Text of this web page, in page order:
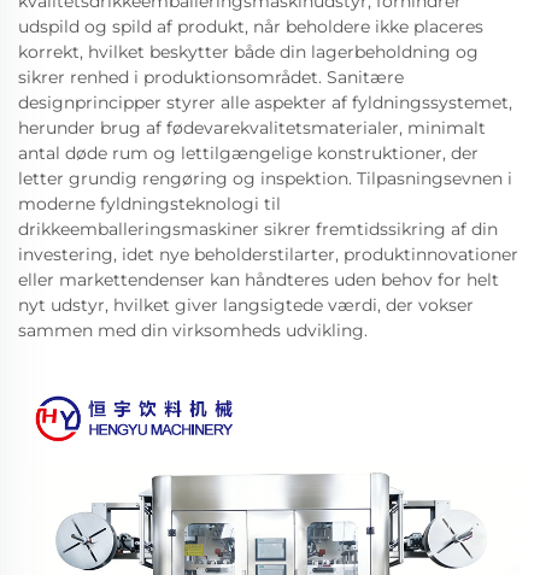
udspild og spild af produkt, når beholdere ikke placeres
korrekt, hvilket beskytter både din lagerbeholdning og
sikrer renhed i produktionsområdet. Sanitære
designprincipper styrer alle aspekter af fyldningssystemet,
herunder brug af fødevarekvalitetsmaterialer, minimalt
antal døde rum og lettilgængelige konstruktioner, der
letter grundig rengøring og inspektion. Tilpasningsevnen i
moderne fyldningsteknologi til
drikkeemballeringsmaskiner sikrer fremtidssikring af din
investering, idet nye beholderstilarter, produktinnovationer
eller markettendenser kan håndteres uden behov for helt
nyt udstyr, hvilket giver langsigtede værdi, der vokser
sammen med din virksomheds udvikling.